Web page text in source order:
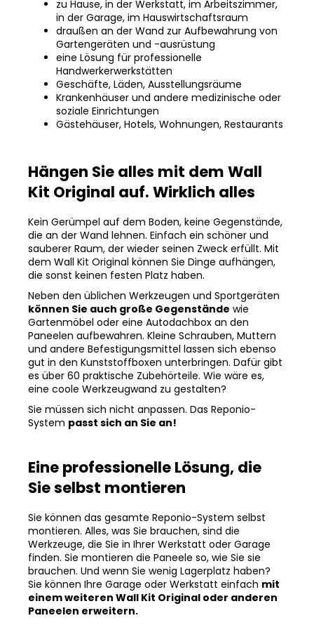
zu Hause, in der Werkstatt, im Arbeitszimmer,
in der Garage, im Hauswirtschaftsraum
draußen an der Wand zur Aufbewahrung von
Gartengeräten und -ausrüstung
eine Lösung für professionelle
Handwerkerwerkstätten
Geschäfte, Läden, Ausstellungsräume
Krankenhäuser und andere medizinische oder
soziale Einrichtungen
Gästehäuser, Hotels, Wohnungen, Restaurants
Hängen Sie alles mit dem Wall
Kit Original auf. Wirklich alles
Kein Gerümpel auf dem Boden, keine Gegenstände,
die an der Wand lehnen. Einfach ein schöner und
sauberer Raum, der wieder seinen Zweck erfüllt. Mit
dem Wall Kit Original können Sie Dinge aufhängen,
die sonst keinen festen Platz haben.
Neben den üblichen Werkzeugen und Sportgeräten
können Sie auch große Gegenstände wie
Gartenmöbel oder eine Autodachbox an den
Paneelen aufbewahren. Kleine Schrauben, Muttern
und andere Befestigungsmittel lassen sich ebenso
gut in den Kunststoffboxen unterbringen. Dafür gibt
es über 60 praktische Zubehörteile. Wie wäre es,
eine coole Werkzeugwand zu gestalten?
Sie müssen sich nicht anpassen. Das Reponio-
System passt sich an Sie an!
Eine professionelle Lösung, die
Sie selbst montieren
Sie können das gesamte Reponio-System selbst
montieren. Alles, was Sie brauchen, sind die
Werkzeuge, die Sie in Ihrer Werkstatt oder Garage
finden. Sie montieren die Paneele so, wie Sie sie
brauchen. Und wenn Sie wenig Lagerplatz haben?
Sie können Ihre Garage oder Werkstatt einfach mit
einem weiteren Wall Kit Original oder anderen
Paneelen erweitern.